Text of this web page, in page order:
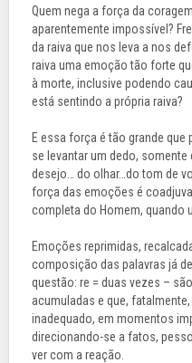
Quem nega a força da
aparentemente impossível?
da raiva que nos leva a nos
raiva uma emoção tão forte
à morte, inclusive podendo
está sentindo a própria raiva?
E essa força é tão grande
se levantar um dedo,
desejo… do olhar…do tom de
força das emoções é
completa do Homem, quando
Emoções reprimidas,
composição das palavras já
questão: re = duas vezes –
acumuladas e que,
inadequado, em momentos
direcionando-se a fatos,
ver com a reação.